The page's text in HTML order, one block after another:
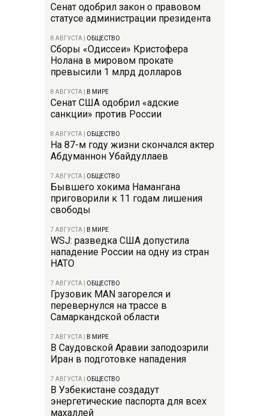
Сенат одобрил закон о правовом
статусе администрации президента
8 АВГУСТА ОБЩЕСТВО
Сборы «Одиссеи» Кристофера
Нолана в мировом прокате
превысили 1 млрд долларов
8 АВГУСТА В МИРЕ
Сенат США одобрил «адские
санкции» против России
8 АВГУСТА ОБЩЕСТВО
На 87-м году жизни скончался актер
Абдуманнон Убайдуллаев
7 АВГУСТА ОБЩЕСТВО
Бывшего хокима Намангана
приговорили к 11 годам лишения
свободы
7 АВГУСТА В МИРЕ
WSJ: разведка США допустила
нападение России на одну из стран
НАТО
7 АВГУСТА ОБЩЕСТВО
Грузовик MAN загорелся и
перевернулся на трассе в
Самаркандской области
7 АВГУСТА В МИРЕ
В Саудовской Аравии заподозрили
Иран в подготовке нападения
7 АВГУСТА ОБЩЕСТВО
В Узбекистане создадут
энергетические паспорта для всех
махаллей